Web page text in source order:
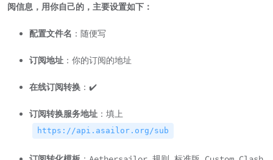
阅信息，用你自己的，主要设置如下：
配置文件名 ：随便写
订阅地址 ：你的订阅的地址
在线订阅转换 ：✔️
订阅转换服务地址 ：填上
https://api.asailor.org/sub